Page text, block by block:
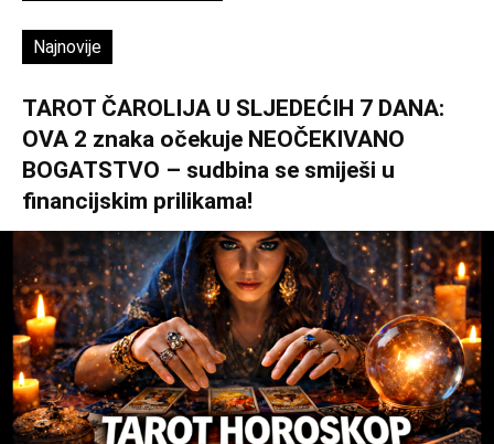
Najnovije
TAROT ČAROLIJA U SLJEDEĆIH 7 DANA:
OVA 2 znaka očekuje NEOČEKIVANO
BOGATSTVO – sudbina se smiješi u
financijskim prilikama!